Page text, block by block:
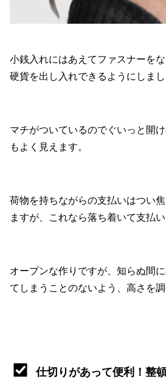
小銭入れにはあえてファスナーを
硬貨を出し入れできるようにしまし
マチがついているのでぐいっと開
もよく見えます。
荷物を持ちながらの支払いはつい
ますが、これなら落ち着いて支払い
オープンな作りですが、知らぬ間
てしまうことのないよう、高さを調
仕切りがあって便利！整